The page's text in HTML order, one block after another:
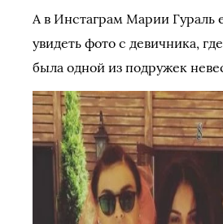
А в Инстаграм Марии
увидеть фото с девичника,
была одной из подружек